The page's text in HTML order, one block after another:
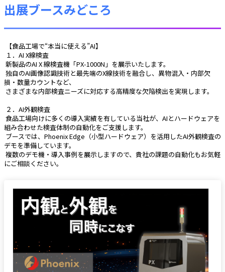
出展ブースみどころ
【食品工場で“本当に使える”AI】
１．AI X線検査
新製品のAI X 線検査機「PX-1000N」を展示いたします。
損・数量カウントなど、
さまざまな内部検査ニーズに対応する高精度な欠陥検出を実現します。
２．AI外観検査
組み合わせた検査体制の自動化をご支援します。
デモを準備しています。
にご相談ください。